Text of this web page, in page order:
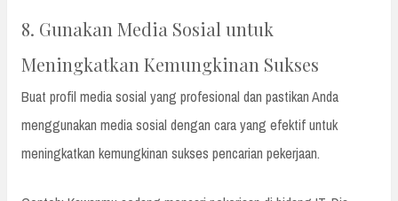
8. Gunakan Media Sosial untuk
Meningkatkan Kemungkinan Sukses
Buat profil media sosial yang profesional dan pastikan Anda
menggunakan media sosial dengan cara yang efektif untuk
meningkatkan kemungkinan sukses pencarian pekerjaan.